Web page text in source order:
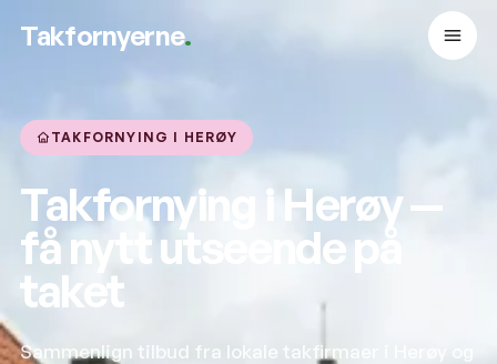
Takfornyerne.
TAKFORNYING I HERØY
Takfornying i Herøy —
få nytt utseende på
taket
Sammenlign tilbud fra lokale takfirmaer i Herøy og